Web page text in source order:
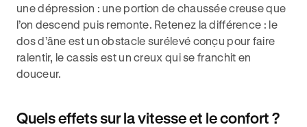
une dépression : une portion de chaussée creuse que
l’on descend puis remonte. Retenez la différence : le
dos d’âne est un obstacle surélevé conçu pour faire
ralentir, le cassis est un creux qui se franchit en
douceur.
Quels effets sur la vitesse et le confort ?